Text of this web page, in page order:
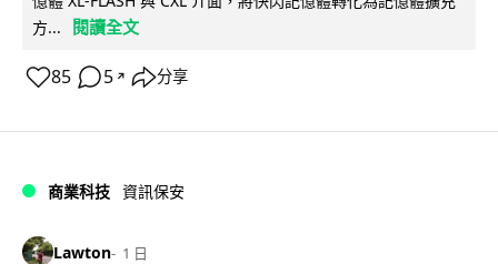
方...
閱讀全文
85 5 ↗ 分享
商業科技 資訊保安
Lawton 1 日